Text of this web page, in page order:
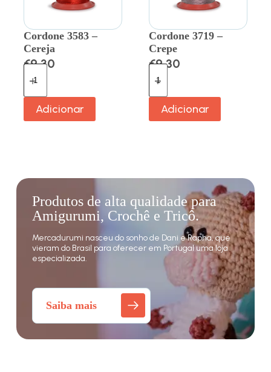
Cordone 3583 –
Cereja
€9.30
Adicionar
Cordone 3719 –
Crepe
€9.30
Adicionar
Produtos de alta qualidade para
Amigurumi, Crochê e Tricô.
Mercadurumi nasceu do sonho de Dani e Rapha, que
vieram do Brasil para oferecer em Portugal uma loja
especializada.
Saiba mais